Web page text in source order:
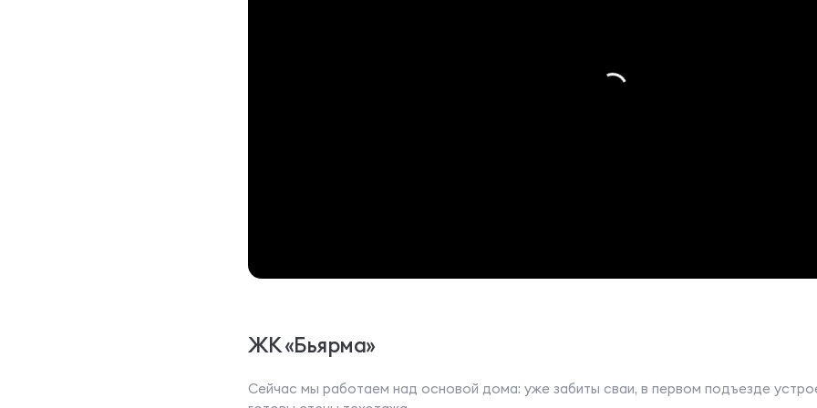
ЖК «Бьярма»
Сейчас мы работаем над основой дома: уже забиты сваи, в первом подъезде